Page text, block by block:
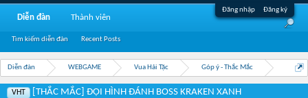
Đăng nhập Đăng ký
Diễn đàn WEBGAME Vua Hải Tặc Góp ý - Thắc Mắc
VHT [THẮC MẮC] ĐỘI HÌNH ĐÁNH BOSS KRAKEN XANH
Diễn đàn
Tìm kiếm diễn đàn Recent Posts
Thành viên